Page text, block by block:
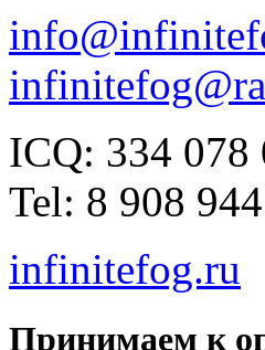
ICQ: 334 078
Tel: 8 908
infinitefog.ru
Принимаем к